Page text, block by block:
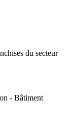
du secteur
- Bâtiment